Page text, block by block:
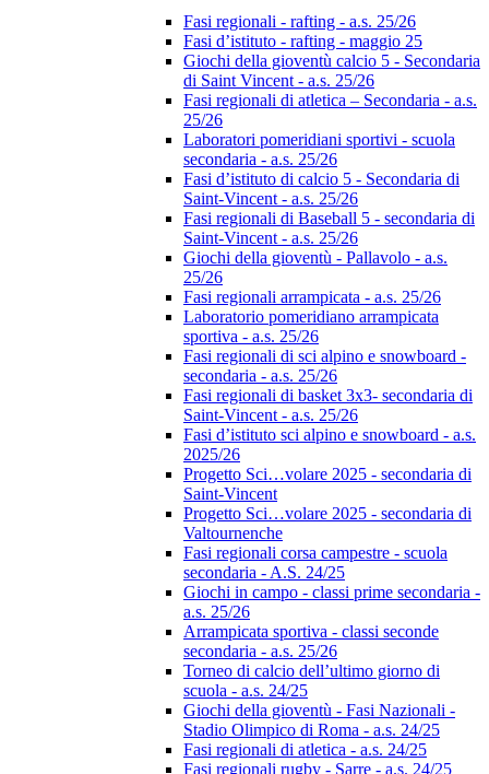
Fasi regionali - rafting - a.s. 25/26
Fasi d’istituto - rafting - maggio 25
Giochi della gioventù calcio 5 - Secondaria
di Saint Vincent - a.s. 25/26
Fasi regionali di atletica – Secondaria - a.s.
25/26
Laboratori pomeridiani sportivi - scuola
secondaria - a.s. 25/26
Fasi d’istituto di calcio 5 - Secondaria di
Saint-Vincent - a.s. 25/26
Fasi regionali di Baseball 5 - secondaria di
Saint-Vincent - a.s. 25/26
Giochi della gioventù - Pallavolo - a.s.
25/26
Fasi regionali arrampicata - a.s. 25/26
Laboratorio pomeridiano arrampicata
sportiva - a.s. 25/26
Fasi regionali di sci alpino e snowboard -
secondaria - a.s. 25/26
Fasi regionali di basket 3x3- secondaria di
Saint-Vincent - a.s. 25/26
Fasi d’istituto sci alpino e snowboard - a.s.
2025/26
Progetto Sci…volare 2025 - secondaria di
Saint-Vincent
Progetto Sci…volare 2025 - secondaria di
Valtournenche
Fasi regionali corsa campestre - scuola
secondaria - A.S. 24/25
Giochi in campo - classi prime secondaria -
a.s. 25/26
Arrampicata sportiva - classi seconde
secondaria - a.s. 25/26
Torneo di calcio dell’ultimo giorno di
scuola - a.s. 24/25
Giochi della gioventù - Fasi Nazionali -
Stadio Olimpico di Roma - a.s. 24/25
Fasi regionali di atletica - a.s. 24/25
Fasi regionali rugby - Sarre - a.s. 24/25